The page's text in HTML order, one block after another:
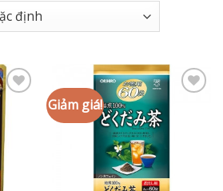
Add to
wishlist
Giảm giá!